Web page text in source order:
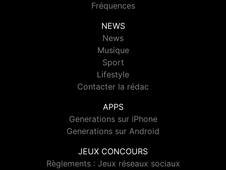
Fréquences
NEWS
News
Musique
Sport
Lifestyle
Contacter la rédac
APPS
Generations sur iPhone
Generations sur Android
JEUX CONCOURS
Règlements : Jeux réseaux sociaux